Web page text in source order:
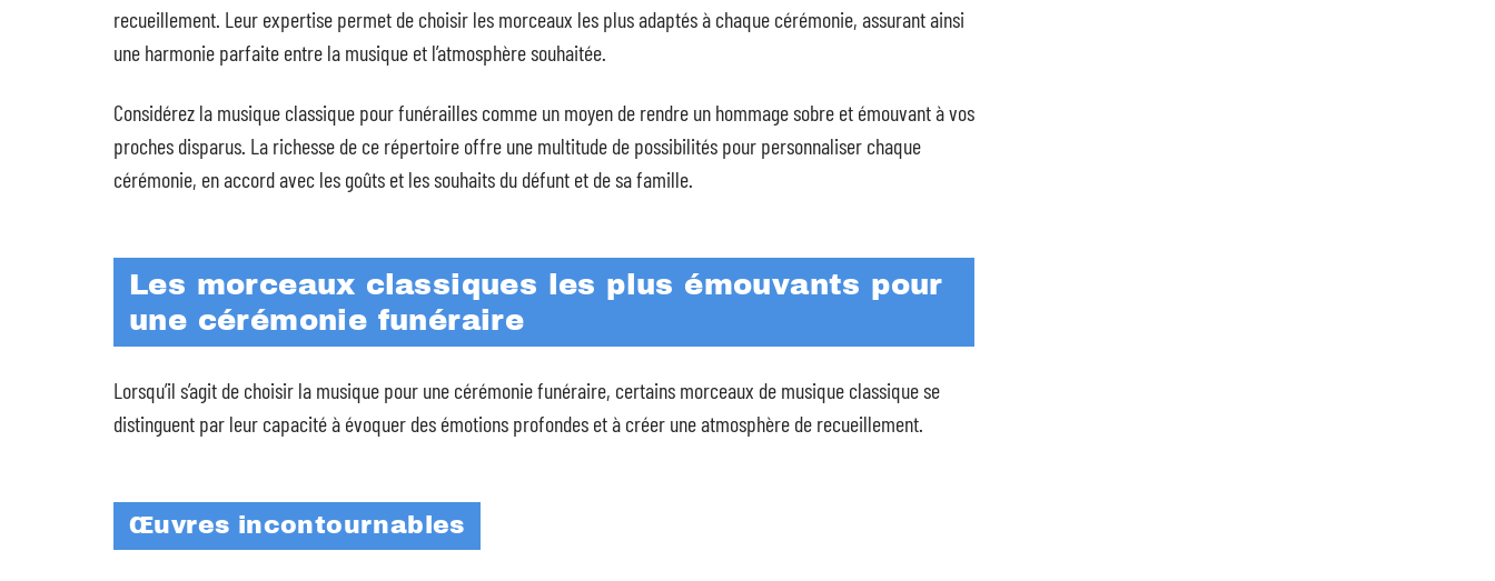
recueillement. Leur expertise permet de choisir les morceaux les plus adaptés à chaque cérémonie, assurant ainsi
une harmonie parfaite entre la musique et l’atmosphère souhaitée.
Considérez la musique classique pour funérailles comme un moyen de rendre un hommage sobre et émouvant à vos
proches disparus. La richesse de ce répertoire offre une multitude de possibilités pour personnaliser chaque
cérémonie, en accord avec les goûts et les souhaits du défunt et de sa famille.
Les morceaux classiques les plus émouvants pour
une cérémonie funéraire
Lorsqu’il s’agit de choisir la musique pour une cérémonie funéraire, certains morceaux de musique classique se
distinguent par leur capacité à évoquer des émotions profondes et à créer une atmosphère de recueillement.
Œuvres incontournables